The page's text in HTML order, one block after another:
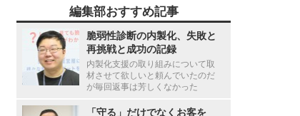
編集部おすすめ記事
脆弱性診断の内製化、失敗と
再挑戦と成功の記録
内製化支援の取り組みについて取
材させて欲しいと頼んでいたのだ
が毎回返事は芳しくなかった
「守る」だけでなくお客を